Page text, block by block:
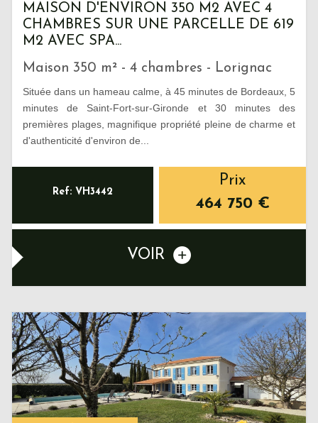
MAISON D'ENVIRON 350 M2 AVEC 4
CHAMBRES SUR UNE PARCELLE DE 619
M2 AVEC SPA...
Maison 350 m² - 4 chambres - Lorignac
Située dans un hameau calme, à 45 minutes de Bordeaux, 5
minutes de Saint-Fort-sur-Gironde et 30 minutes des
premières plages, magnifique propriété pleine de charme et
d'authenticité d'environ de...
Ref: VH3442
Prix
464 750 €
VOIR